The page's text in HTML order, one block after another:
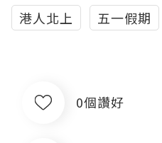
港人北上 五一假期
0個讚好